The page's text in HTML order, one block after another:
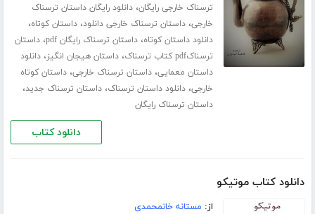
ترسناک خارجی رایگان،دانلود رایگان داستان ترسناک
خارجی،داستان ترسناک خارجی دانلود،داستان کوتاه،
دانلود داستان کوتاه،داستان ترسناک رایگان pdf ،داستان
ترسناکpdf کتاب ترسناک
،داستان هیجان انگیز،دانلود
داستان معمایی،داستان ترسناک خارجی،داستان کوتاه
خارجی،دانلود داستان ترسناک،داستان ترسناک جدید،
داستان ترسناک رایگان
دانلود کتاب
دانلود کتاب موتیکو
از: مستانه خانمحمدی